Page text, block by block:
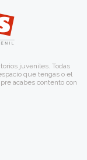
juveniles. Todas
que tengas o el
acabes contento con